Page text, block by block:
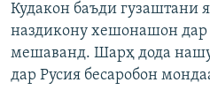
Кудакон баъди гузаштани
наздикону хешонашон дар
мешаванд. Шарҳ дода
дар Русия бесаробон